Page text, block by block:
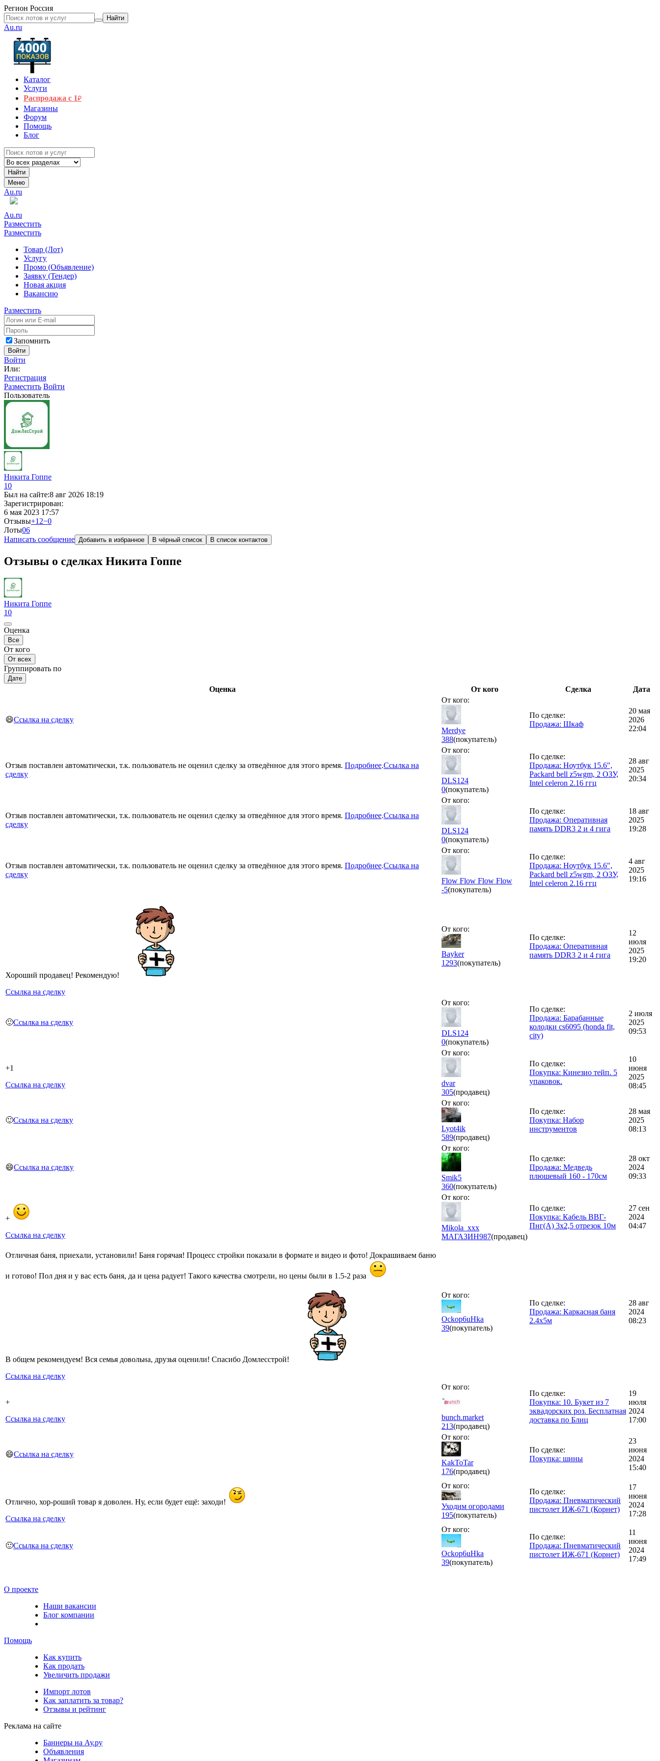
Регион Россия
Найти
Au.ru
Каталог
Услуги
Распродажа с 1₽
Магазины
Форум
Помощь
Блог
Найти
Меню
Au.ru
Au.ru
Разместить
Разместить
Товар (Лот)
Услугу
Промо (Объявление)
Заявку (Тендер)
Новая акция
Вакансию
Разместить
Запомнить
Войти
Войти
Или:
Регистрация
Разместить Войти
Пользователь
Никита Гоппе
10
Был на сайте:8 авг 2026 18:19
Зарегистрирован:
6 мая 2023 17:57
Отзывы+12−0
Лоты06
Написать сообщение Добавить в избранное В чёрный список В список контактов
Отзывы о сделках Никита Гоппе
Никита Гоппе
10
Оценка
Все
От кого
От всех
Группировать по
Дате
Оценка От кого Сделка Дата
😄Ссылка на сделку
От кого:
Merdye
388(покупатель)
По сделке:
Продажа: Шкаф
20 мая
2026
22:04
Отзыв поставлен автоматически, т.к. пользователь не оценил сделку за отведённое для этого время. Подробнее.Ссылка на
сделку
От кого:
DLS124
0(покупатель)
По сделке:
Продажа: Ноутбук 15.6",
Packard bell z5wgm, 2 ОЗУ,
Intel celeron 2.16 ггц
28 авг
2025
20:34
Отзыв поставлен автоматически, т.к. пользователь не оценил сделку за отведённое для этого время. Подробнее.Ссылка на
сделку
От кого:
DLS124
0(покупатель)
По сделке:
Продажа: Оперативная
память DDR3 2 и 4 гига
18 авг
2025
19:28
Отзыв поставлен автоматически, т.к. пользователь не оценил сделку за отведённое для этого время. Подробнее.Ссылка на
сделку
От кого:
Flow Flow Flow Flow
-5(покупатель)
По сделке:
Продажа: Ноутбук 15.6",
Packard bell z5wgm, 2 ОЗУ,
Intel celeron 2.16 ггц
4 авг
2025
19:16
Хороший продавец! Рекомендую!
Ссылка на сделку
От кого:
Bayker
1293(покупатель)
По сделке:
Продажа: Оперативная
память DDR3 2 и 4 гига
12
июля
2025
19:20
🙂Ссылка на сделку
От кого:
DLS124
0(покупатель)
По сделке:
Продажа: Барабанные
колодки cs6095 (honda fit,
city)
2 июля
2025
09:53
+1
Ссылка на сделку
От кого:
dvar
305(продавец)
По сделке:
Покупка: Кинезио тейп. 5
упаковок.
10
июня
2025
08:45
🙂Ссылка на сделку
От кого:
Lyot4ik
589(продавец)
По сделке:
Покупка: Набор
инструментов
28 мая
2025
08:13
😄Ссылка на сделку
От кого:
Smik5
360(покупатель)
По сделке:
Продажа: Медведь
плюшевый 160 - 170см
28 окт
2024
09:33
+
Ссылка на сделку
От кого:
Mikola_xxx
МАГАЗИН987(продавец)
По сделке:
Покупка: Кабель ВВГ-
Пнг(А) 3х2,5 отрезок 10м
27 сен
2024
04:47
Отличная баня, приехали, установили! Баня горячая! Процесс стройки показали в формате и видео и фото! Докрашиваем баню
и готово! Пол дня и у вас есть баня, да и цена радует! Такого качества смотрели, но цены были в 1.5-2 раза
В общем рекомендуем! Вся семья довольна, друзья оценили! Спасибо Домлесстрой!
Ссылка на сделку
От кого:
Ockop6uHka
39(покупатель)
По сделке:
Продажа: Каркасная баня
2.4x5м
28 авг
2024
08:23
+
Ссылка на сделку
От кого:
bunch.market
213(продавец)
По сделке:
Покупка: 10. Букет из 7
эквадорских роз. Бесплатная
доставка по Блиц
19
июля
2024
17:00
😄Ссылка на сделку
От кого:
KakToTar
176(продавец)
По сделке:
Покупка: шины
23
июня
2024
15:40
Отлично, хор-роший товар я доволен. Ну, если будет ещё: заходи!
Ссылка на сделку
От кого:
Уходим огородами
195(покупатель)
По сделке:
Продажа: Пневматический
пистолет ИЖ-671 (Корнет)
17
июня
2024
17:28
🙂Ссылка на сделку
От кого:
Ockop6uHka
39(покупатель)
По сделке:
Продажа: Пневматический
пистолет ИЖ-671 (Корнет)
11
июня
2024
17:49
О проекте
Наши вакансии
Блог компании
Помощь
Как купить
Как продать
Увеличить продажи
Импорт лотов
Как заплатить за товар?
Отзывы и рейтинг
Реклама на сайте
Баннеры на Ау.ру
Объявления